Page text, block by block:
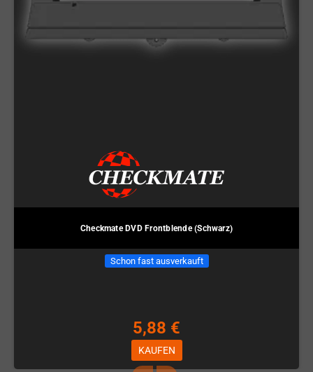
Checkmate DVD Frontblende (Schwarz)
Schon fast ausverkauft
5,88 €
KAUFEN